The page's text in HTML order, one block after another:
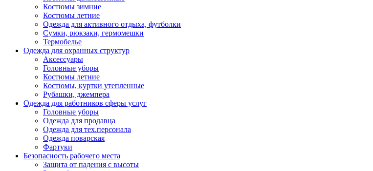
Костюмы зимние
Костюмы летние
Одежда для активного отдыха, футболки
Сумки, рюкзаки, гермомешки
Термобелье
Одежда для охранных структур
Аксессуары
Головные уборы
Костюмы летние
Костюмы, куртки утепленные
Рубашки, джемпера
Одежда для работников сферы услуг
Головные уборы
Одежда для продавца
Одежда для тех.персонала
Одежда поварская
Фартуки
Безопасность рабочего места
Защита от падения с высоты